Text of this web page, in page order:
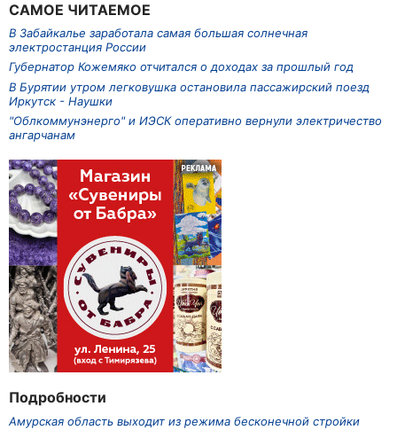
САМОЕ ЧИТАЕМОЕ
В Забайкалье заработала самая большая солнечная
электростанция России
Губернатор Кожемяко отчитался о доходах за прошлый год
В Бурятии утром легковушка остановила пассажирский поезд
Иркутск - Наушки
"Облкоммунэнерго" и ИЭСК оперативно вернули электричество
ангарчанам
Подробности
Амурская область выходит из режима бесконечной стройки